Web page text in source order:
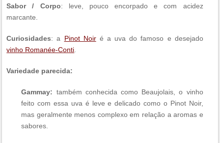
Sabor / Corpo: leve, pouco encorpado e com acidez
marcante.
Curiosidades: a Pinot Noiré a uva do famoso e desejado
vinho Romanée-Conti
Variedade parecida:
Gammay: também conhecida como Beaujolais, o vinho
feito com essa uva é leve e delicado como o Pinot Noir,
mas geralmente menos complexo em relação a aromas e
sabores.